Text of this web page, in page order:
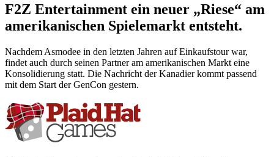
F2Z Entertainment ein neuer „Riese“ am
amerikanischen Spielemarkt entsteht.
Nachdem Asmodee in den letzten Jahren auf Einkaufstour war,
findet auch durch seinen Partner am amerikanischen Markt eine
Konsolidierung statt. Die Nachricht der Kanadier kommt passend
mit dem Start der GenCon gestern.